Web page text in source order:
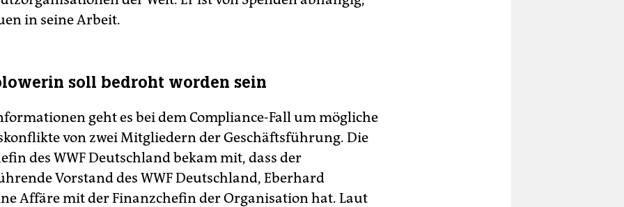
in seine Arbeit.
soll bedroht worden sein
geht es bei dem Compliance-Fall um mögliche
von zwei Mitgliedern der Geschäftsführung. Die
des WWF Deutschland bekam mit, dass der
Vorstand des WWF Deutschland, Eberhard
Affäre mit der Finanzchefin der Organisation hat. Laut